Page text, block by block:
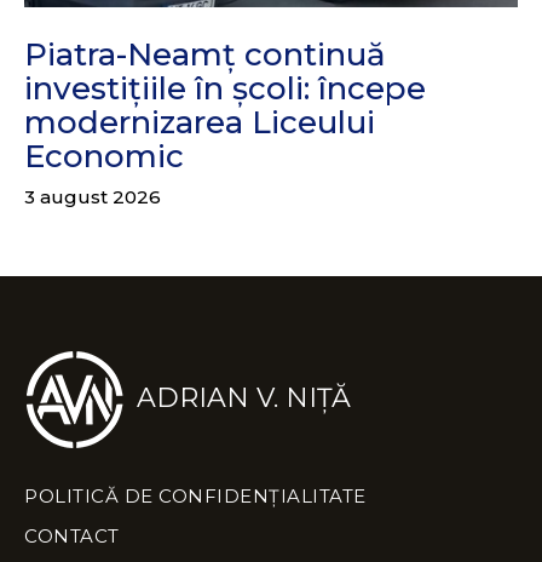
Piatra-Neamț continuă
investițiile în școli: începe
modernizarea Liceului
Economic
3 august 2026
ADRIAN V. NIȚĂ
POLITICĂ DE CONFIDENȚIALITATE
CONTACT